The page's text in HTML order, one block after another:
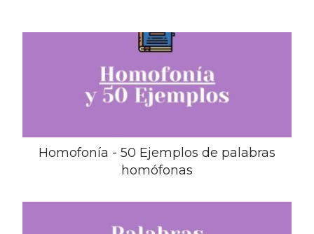
Homofonía - 50 Ejemplos de palabras
homófonas